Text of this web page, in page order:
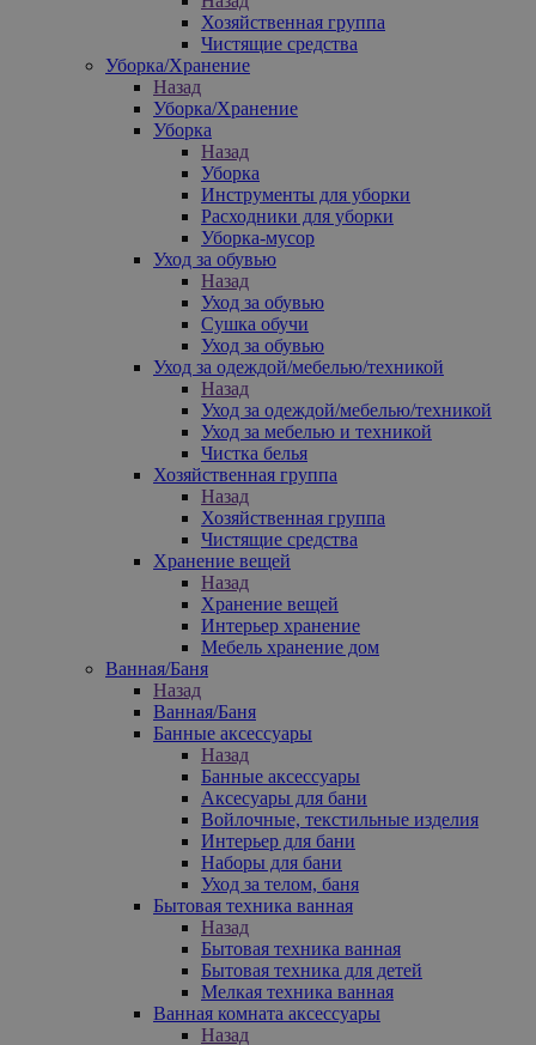
Хозяйственная группа
Чистящие средства
Уборка/Хранение
Назад
Уборка/Хранение
Уборка
Назад
Уборка
Инструменты для уборки
Расходники для уборки
Уборка-мусор
Уход за обувью
Назад
Уход за обувью
Сушка обучи
Уход за обувью
Уход за одеждой/мебелью/техникой
Назад
Уход за одеждой/мебелью/техникой
Уход за мебелью и техникой
Чистка белья
Хозяйственная группа
Назад
Хозяйственная группа
Чистящие средства
Хранение вещей
Назад
Хранение вещей
Интерьер хранение
Мебель хранение дом
Ванная/Баня
Назад
Ванная/Баня
Банные аксессуары
Назад
Банные аксессуары
Аксесуары для бани
Войлочные, текстильные изделия
Интерьер для бани
Наборы для бани
Уход за телом, баня
Бытовая техника ванная
Назад
Бытовая техника ванная
Бытовая техника для детей
Мелкая техника ванная
Ванная комната аксессуары
Назад